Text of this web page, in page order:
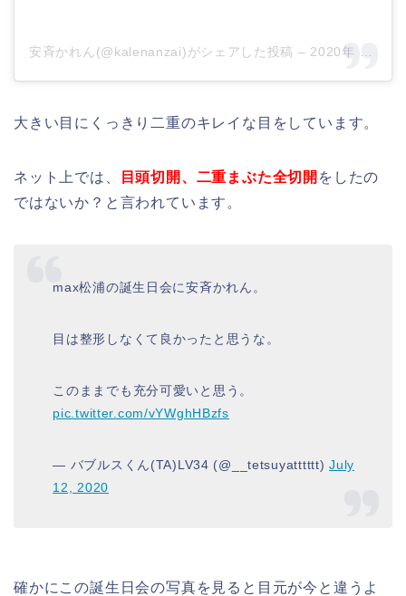
安斉かれん(@kalenanzai)がシェアした投稿 – 2020年 4月月18日午前8時39分PDT
大きい目にくっきり二重のキレイな目をしています。
ネット上では、 目頭切開、二重まぶた全切開 をしたの
ではないか？と言われています。
max松浦の誕生日会に安斉かれん。
目は整形しなくて良かったと思うな。
このままでも充分可愛いと思う。
pic.twitter.com/vYWghHBzfs
— バブルスくん(TA)LV34 (@__tetsuyatttttt)July
12, 2020
確かにこの誕生日会の写真を見ると目元が今と違うよ